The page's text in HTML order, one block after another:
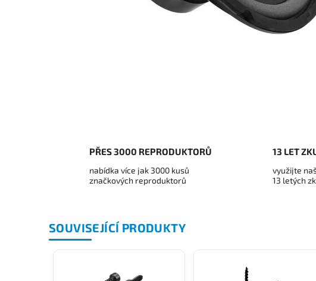
PŘES 3000 REPRODUKTORŮ
nabídka více jak 3000 kusů
značkových reproduktorů
13 LET
využijte
13 letých
SOUVISEJÍCÍ PRODUKTY